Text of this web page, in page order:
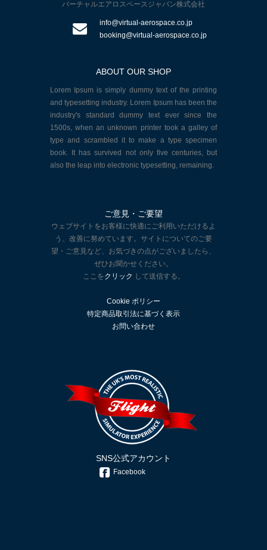
バーチャルエアロスペースジャパン株式会社
info@virtual-aerospace.co.jp
booking@virtual-aerospace.co.jp
ABOUT OUR SHOP
Lorem Ipsum is simply dummy text of the printing
and typesetting industry. Lorem Ipsum has been the
industry's standard dummy text ever since the
1500s, when an unknown printer took a galley of
type and scrambled it to make a type specimen
book. It has survived not only five centuries, but
also the leap into electronic typesetting, remaining.
ご意見・ご要望
ウェブサイトをお客様に快適にご利用いただけるよ
う、改善に努めています。サイトについてのご要
望・ご意見など、お気づきの点がございましたら、
ぜひお聞かせください。
ここをクリック して送信する。
Cookie ポリシー
特定商品取引法に基づく表示
お問い合わせ
SNS公式アカウント
Facebook